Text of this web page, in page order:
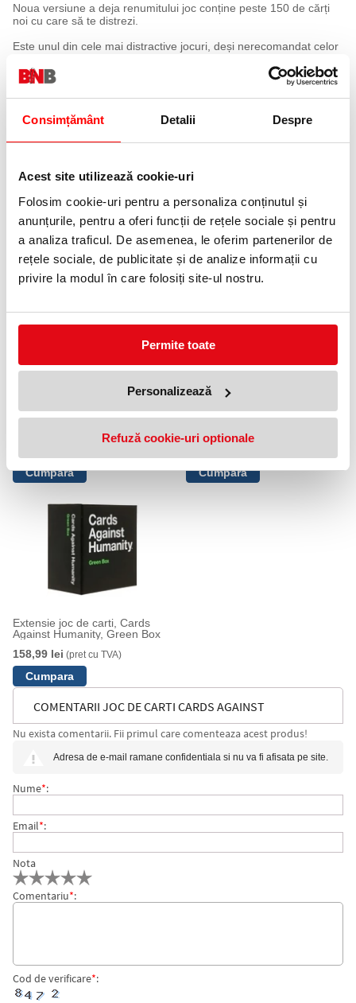
Consimțământ Detalii Despre
Acest site utilizează cookie-uri
Folosim cookie-uri pentru a personaliza conținutul și
anunțurile, pentru a oferi funcții de rețele sociale și pentru
a analiza traficul. De asemenea, le oferim partenerilor de
rețele sociale, de publicitate și de analize informații cu
privire la modul în care folosiți site-ul nostru.
Permite toate
Personalizează
Refuză cookie-uri optionale
Noua versiune a deja renumitului joc conține peste 150 de cărți
noi cu care să te distrezi.
Este unul din cele mai distractive jocuri, deși nerecomandat celor
Pe rând, unul dintre jucători va extrage o carte neagră cu o
întrebare, iar ceilalți vor alege o carte albă din mâna cu un
răspuns.
întrebarea alege un răspuns (fie cel mai potrivit, fie cel mai
Conține: 600 cărți (510 albe și 90 negre) și regulament în limba
Nr de jucători recomandat: 4-20+
Durata: 30 - 90 minute
Vârsta: 17+
ACCESORII
Extensie joc de carti, Cards
Against Humanity, Absurd Box
Extensie joc de carti, Cards
Extensie joc de carti, Cards
Against Humanity, Green Box
158,99 lei (pret cu TVA)
COMENTARII JOC DE CARTI CARDS AGAINST
HUMANITY EDITIA NOUA 2.0
Nu exista comentarii. Fii primul care comenteaza acest produs!
Adresa de e-mail ramane confidentiala si nu va fi afisata pe site.
Nume*:
Email*:
Nota
Comentariu*:
Cod de verificare*: